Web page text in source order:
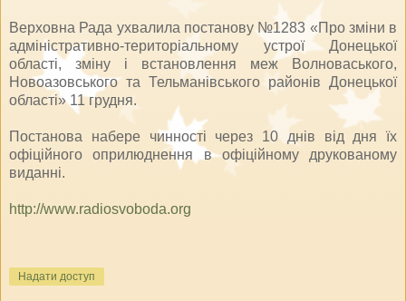
Верховна Рада ухвалила постанову №1283 «Про зміни в
адміністративно-територіальному устрої Донецької
області, зміну і встановлення меж Волноваського,
Новоазовського та Тельманівського районів Донецької
області» 11 грудня.
Постанова набере чинності через 10 днів від дня їх
офіційного оприлюднення в офіційному друкованому
виданні.
http://www.radiosvoboda.org
Надати доступ